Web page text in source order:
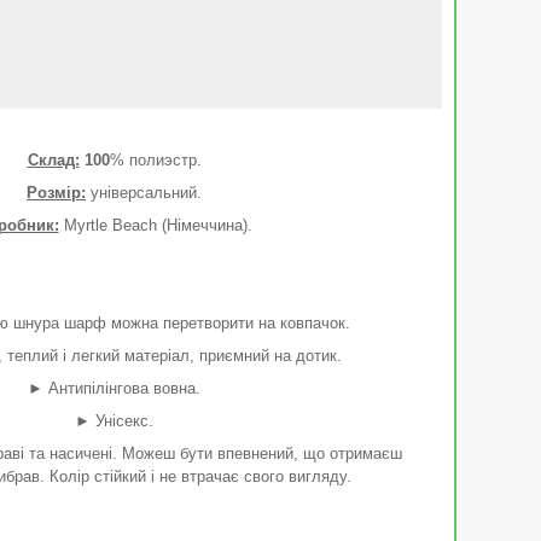
Склад: 100% полиэстр.
Розмір: універсальний.
Myrtle Beach (Німеччина).
шнура шарф можна перетворити на ковпачок.
і легкий матеріал, приємний на дотик.
► Антипілінгова вовна.
► Унісекс.
та насичені. Можеш бути впевнений, що отримаєш
Колір стійкий і не втрачає свого вигляду.